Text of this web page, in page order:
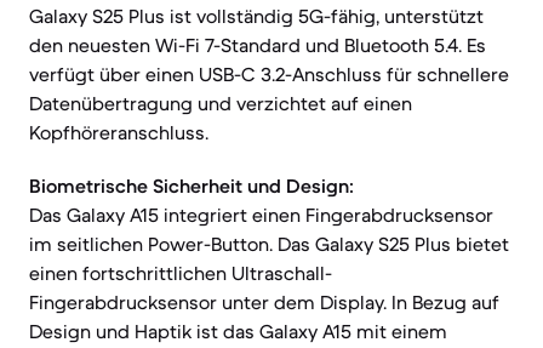
Galaxy S25 Plus ist vollständig 5G-fähig, unterstützt
den neuesten Wi-Fi 7-Standard und Bluetooth 5.4. Es
verfügt über einen USB-C 3.2-Anschluss für schnellere
Datenübertragung und verzichtet auf einen
Kopfhöreranschluss.
Biometrische Sicherheit und Design:
Das Galaxy A15 integriert einen Fingerabdrucksensor
im seitlichen Power-Button. Das Galaxy S25 Plus bietet
einen fortschrittlichen Ultraschall-
Fingerabdrucksensor unter dem Display. In Bezug auf
Design und Haptik ist das Galaxy A15 mit einem